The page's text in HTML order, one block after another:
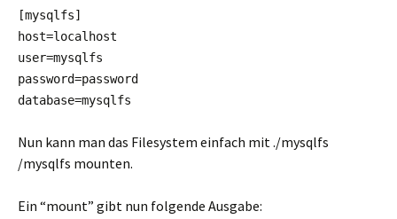
[mysqlfs]
host=localhost
user=mysqlfs
password=password
database=mysqlfs
Nun kann man das Filesystem einfach mit ./mysqlfs
/mysqlfs mounten.
Ein “mount” gibt nun folgende Ausgabe: